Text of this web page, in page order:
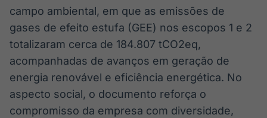
campo ambiental, em que as emissões de
gases de efeito estufa (GEE) nos escopos 1 e 2
totalizaram cerca de 184.807 tCO2eq,
acompanhadas de avanços em geração de
energia renovável e eficiência energética. No
aspecto social, o documento reforça o
compromisso da empresa com diversidade,